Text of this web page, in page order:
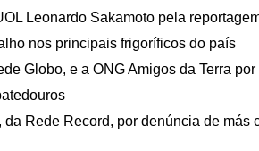
Leonardo Sakamoto pela
nos principais frigoríficos do país
Globo, e a ONG Amigos da Terra
Rede Record, por denúncia de más